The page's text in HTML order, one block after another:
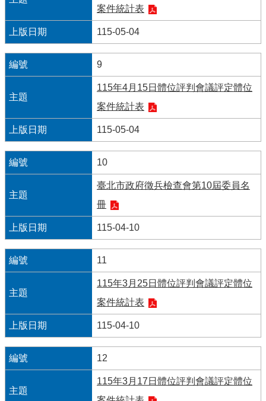
北
卡
政
府
網
資
開
放
告
站
全
政
策
隱
私
權
護
政
策
絡
案件統計表
115-05-04
9
115年4月15日體位評判會議評定體位
案件統計表
115-05-04
10
臺北市政府徵兵檢查會第10屆委員名
冊
115-04-10
11
115年3月25日體位評判會議評定體位
案件統計表
115-04-10
12
115年3月17日體位評判會議評定體位